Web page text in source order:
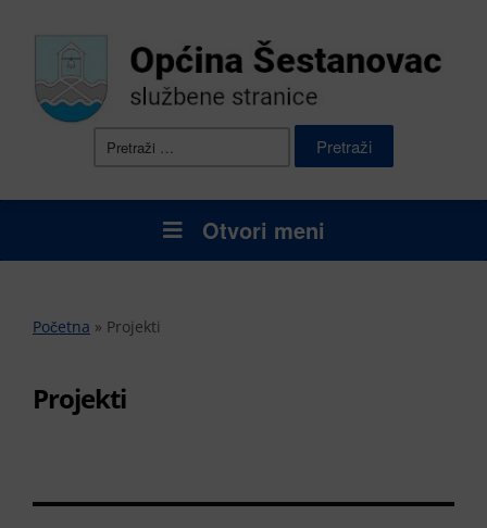
Otvori meni
Početna » Projekti
Projekti